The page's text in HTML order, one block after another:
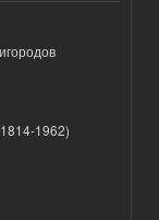
1962)